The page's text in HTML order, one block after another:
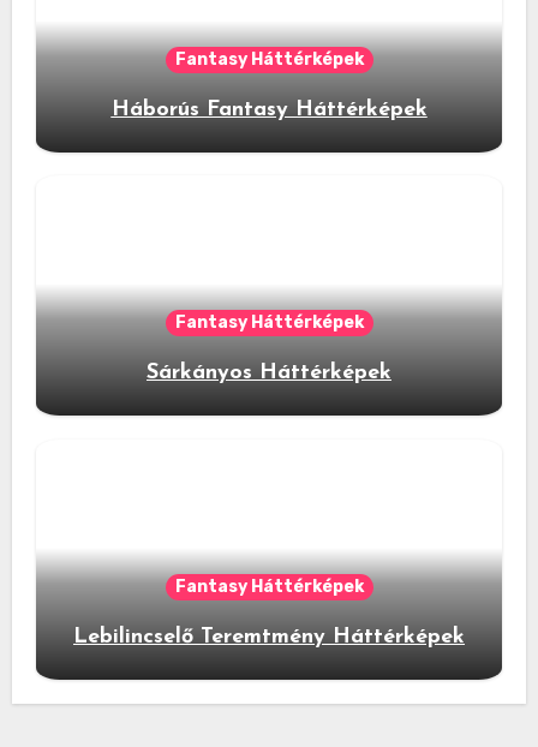
Fantasy Háttérképek
Háborús Fantasy Háttérképek
Fantasy Háttérképek
Sárkányos Háttérképek
Fantasy Háttérképek
Lebilincselő Teremtmény Háttérképek